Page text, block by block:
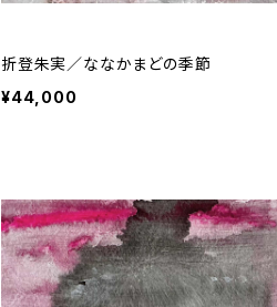
折登朱実／ななかまどの季節
¥44,000